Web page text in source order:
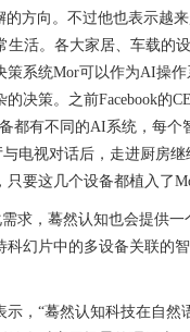
方向。不过他也表示越
活。各大家居、车载的
系统Mor可以作为AI操
决策。之前Facebook的
都有不同的AI系统，每
电视对话后，走进厨房
要这几个设备都植入了
求，蓦然认知也会提供
幻片中的多设备关联的
，“蓦然认知科技在自然